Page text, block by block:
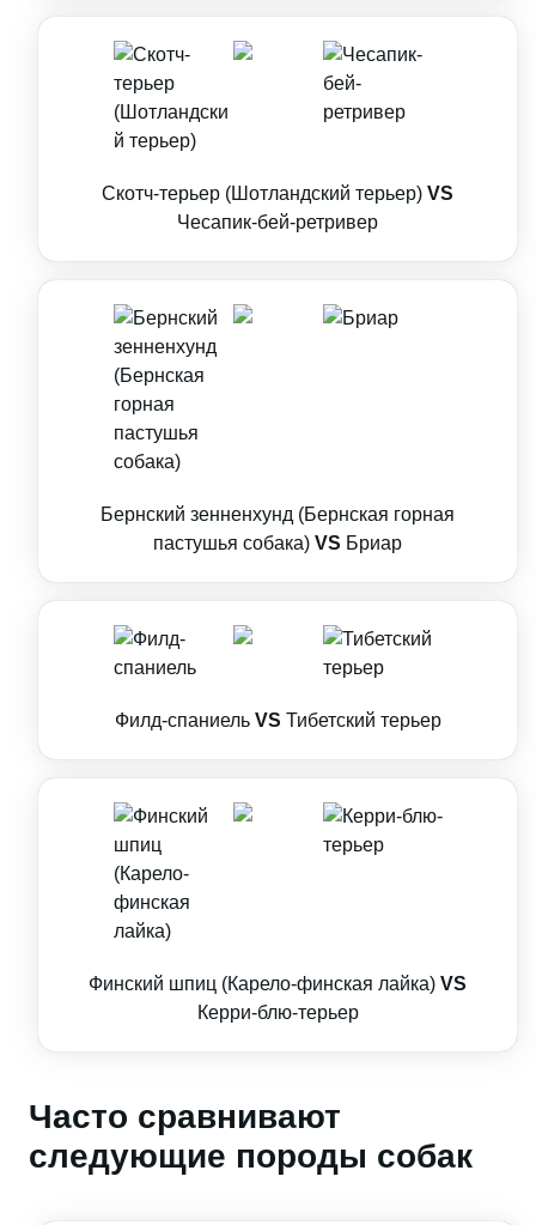
Скотч-терьер (Шотландский терьер) VS
Чесапик-бей-ретривер
Бернский зенненхунд (Бернская горная
пастушья собака) VS Бриар
Филд-спаниель VS Тибетский терьер
Финский шпиц (Карело-финская лайка) VS
Керри-блю-терьер
Часто сравнивают
следующие породы собак